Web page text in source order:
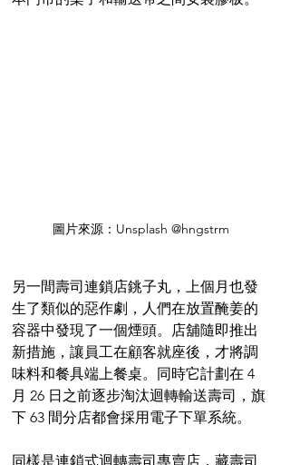
圖片來源：Unsplash @hngstrm
另一間壽司連鎖店銚子丸，上個月也發
生了類似的惡作劇，人們在放置醃姜的
容器中發現了一個煙頭。店舖隨即推出
新措施，讓員工在顧客就座後，才將調
味料和餐具端上餐桌。同時它計劃在 4
月 26 日之前逐步淘汰迴轉輸送壽司，旗
下 63 間分店都會採用電子下單系統。
同樣是連鎖式迴轉壽司專賣店，藏壽司